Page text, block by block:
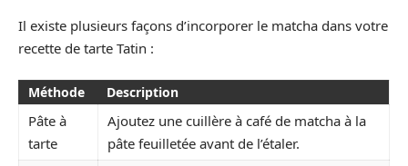
Il existe plusieurs façons d’incorporer le matcha dans votre
recette de tarte Tatin :
Méthode Description
Pâte à
tarte
Ajoutez une cuillère à café de matcha à la
pâte feuilletée avant de l’étaler.